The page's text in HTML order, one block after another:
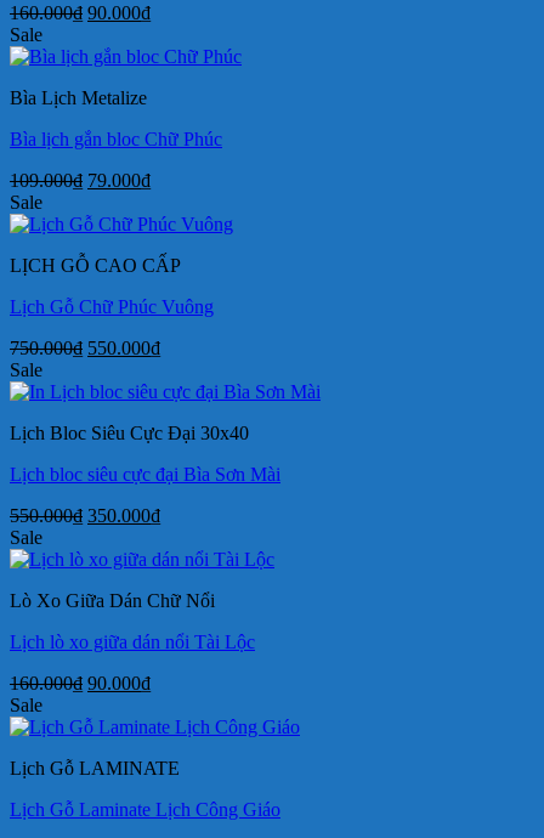
160.000₫ Giá
là:
90.000₫Giá
tại
Sale
Bìa Lịch Metalize
Bìa lịch gắn bloc Chữ Phúc
109.000₫ Giá
là:
79.000₫Giá
tại
79.000₫.
Sale
LỊCH GỖ CAO CẤP
Lịch Gỗ Chữ Phúc Vuông
750.000₫ Giá
là:
550.000₫Giá
tại
550.000₫.
Sale
Lịch Bloc Siêu Cực Đại 30x40
Lịch bloc siêu cực đại Bìa Sơn Mài
550.000₫ Giá
là:
350.000₫Giá
tại
350.000₫.
Sale
Lò Xo Giữa Dán Chữ Nổi
Lịch lò xo giữa dán nổi Tài Lộc
160.000₫ Giá
là:
90.000₫Giá
tại
90.000₫.
Sale
Lịch Gỗ LAMINATE
Lịch Gỗ Laminate Lịch Công Giáo